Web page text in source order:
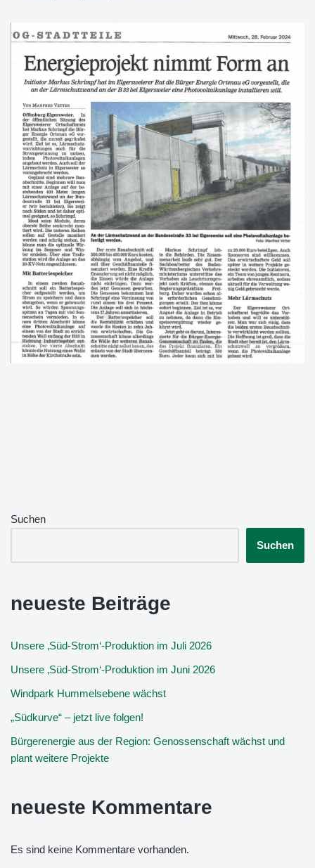
Suchen
Suchen
neueste Beiträge
Unsere ‚Süd-Strom‘-Produktion im Juli 2026
Unsere ‚Süd-Strom‘-Produktion im Juni 2026
Windpark Hummelsebene wächst
„Südkurve“ – jetzt live folgen!
Bürgerenergie aus der Region: Genossenschaft wächst und
plant weitere Projekte
neueste Kommentare
Es sind keine Kommentare vorhanden.